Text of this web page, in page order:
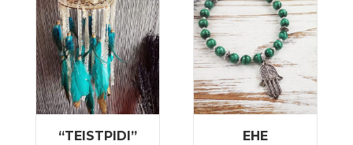
saab
teha
tootelehel.
“TEISTPIDI”
EHE